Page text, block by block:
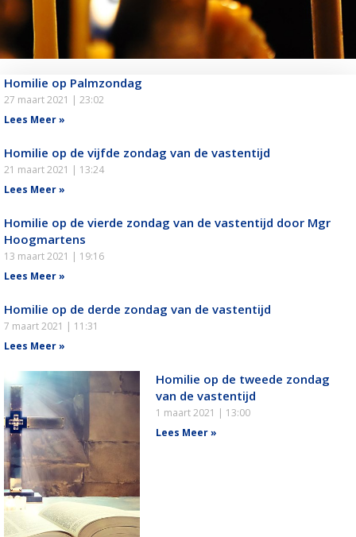
Homilie op Palmzondag
27 maart 2021
23:02
Lees Meer »
Homilie op de vijfde zondag van de vastentijd
21 maart 2021
13:24
Lees Meer »
Homilie op de vierde zondag van de vastentijd door Mgr
Hoogmartens
13 maart 2021
19:16
Lees Meer »
Homilie op de derde zondag van de vastentijd
7 maart 2021
11:31
Lees Meer »
Homilie op de tweede zondag
van de vastentijd
1 maart 2021
13:00
Lees Meer »